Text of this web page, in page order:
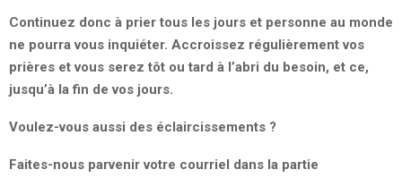
Continuez donc à prier tous les jours et personne au monde
ne pourra vous inquiéter. Accroissez régulièrement vos
prières et vous serez tôt ou tard à l’abri du besoin, et ce,
jusqu­’à la fin de vos jours.
Voulez-vous aussi des éclaircissements ?
Faites-nous parvenir votre courriel dans la partie